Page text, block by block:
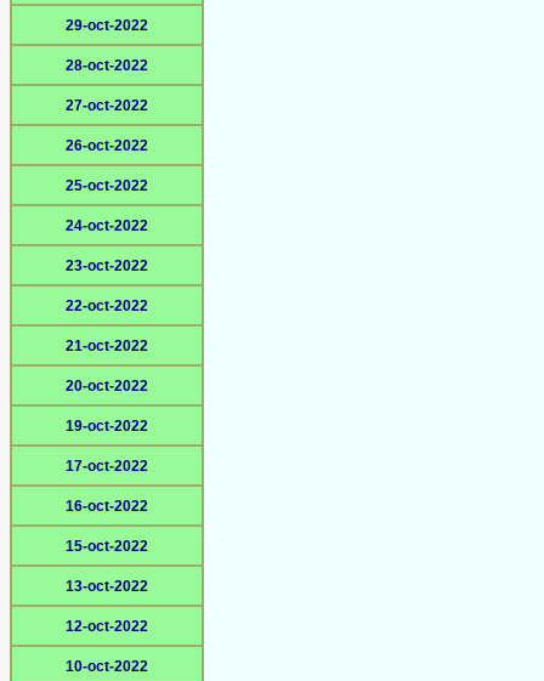
29-oct-2022
28-oct-2022
27-oct-2022
26-oct-2022
25-oct-2022
24-oct-2022
23-oct-2022
22-oct-2022
21-oct-2022
20-oct-2022
19-oct-2022
17-oct-2022
16-oct-2022
15-oct-2022
13-oct-2022
12-oct-2022
10-oct-2022